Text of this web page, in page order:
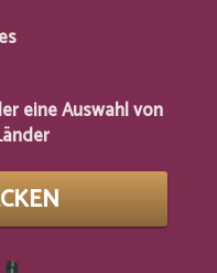
eine Auswahl von